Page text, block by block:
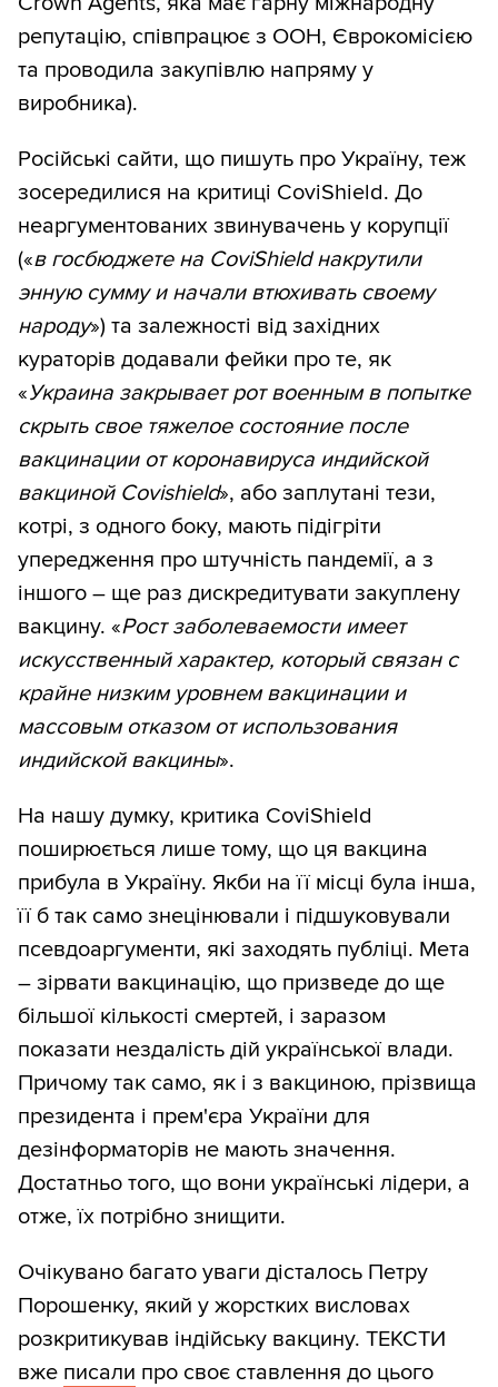
репутацію, співпрацює з ООН, Єврокомісією
та проводила закупівлю напряму у
виробника).
Російські сайти, що пишуть про Україну, теж
зосередилися на критиці CoviShield. До
неаргументованих звинувачень у корупції
(«в госбюджете на CoviShield накрутили
энную сумму и начали втюхивать своему
народу») та залежності від західних
кураторів додавали фейки про те, як
«Украина закрывает рот военным в попытке
скрыть свое тяжелое состояние после
вакцинации от коронавируса индийской
вакциной Covishield», або заплутані тези,
котрі, з одного боку, мають підігріти
упередження про штучність пандемії, а з
іншого – ще раз дискредитувати закуплену
вакцину. «Рост заболеваемости имеет
искусственный характер, который связан с
крайне низким уровнем вакцинации и
массовым отказом от использования
индийской вакцины».
На нашу думку, критика CoviShield
поширюється лише тому, що ця вакцина
прибула в Україну. Якби на її місці була інша,
її б так само знецінювали і підшуковували
псевдоаргументи, які заходять публіці. Мета
– зірвати вакцинацію, що призведе до ще
більшої кількості смертей, і заразом
показати нездалість дій української влади.
Причому так само, як і з вакциною, прізвища
президента і прем'єра України для
дезінформаторів не мають значення.
Достатньо того, що вони українські лідери, а
отже, їх потрібно знищити.
Очікувано багато уваги дісталось Петру
Порошенку, який у жорстких висловах
розкритикував індійську вакцину. ТЕКСТИ
вже писали про своє ставлення до цього